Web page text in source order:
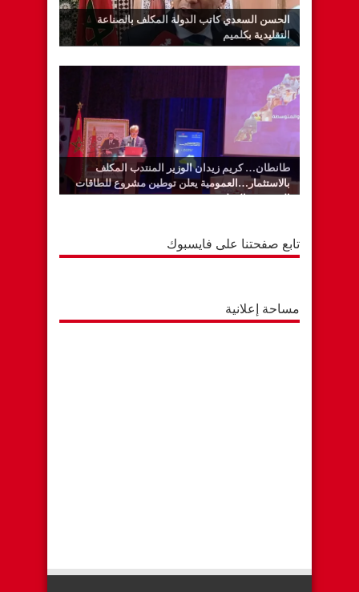
الحسن السعدي كاتب الدولة المكلف بالصناعة
التقليدية بكلميم
طانطان… كريم زيدان الوزير المنتدب المكلف
بالاستثمار…العمومية يعلن توطين مشروع للطاقات
المتجددة بالوطية
تابع صفحتنا على فايسبوك
مساحة إعلانية